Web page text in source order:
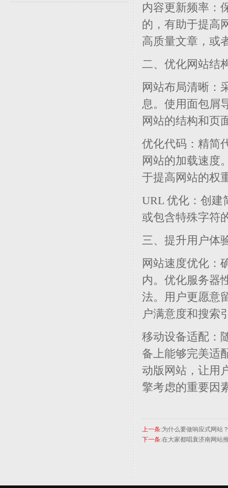
内容更新频率：
的，有助于提高
高质量文章，或
二、优化网站结
网站布局清晰：
息。使用面包屑
网站的结构和页
优化代码：精简
网站的加载速度
于提高网站的权
URL 优化：创建
或包含特殊字符
三、提升用户体
网站速度优化：
内。优化服务器
法。用户更愿意
户满意度和搜索
移动设备适配：
备上能够完美适
动版网站，让用
擎考虑的重要因
上一条:为什么要做响应式网站
下一条:在大家都唱衰济南网站